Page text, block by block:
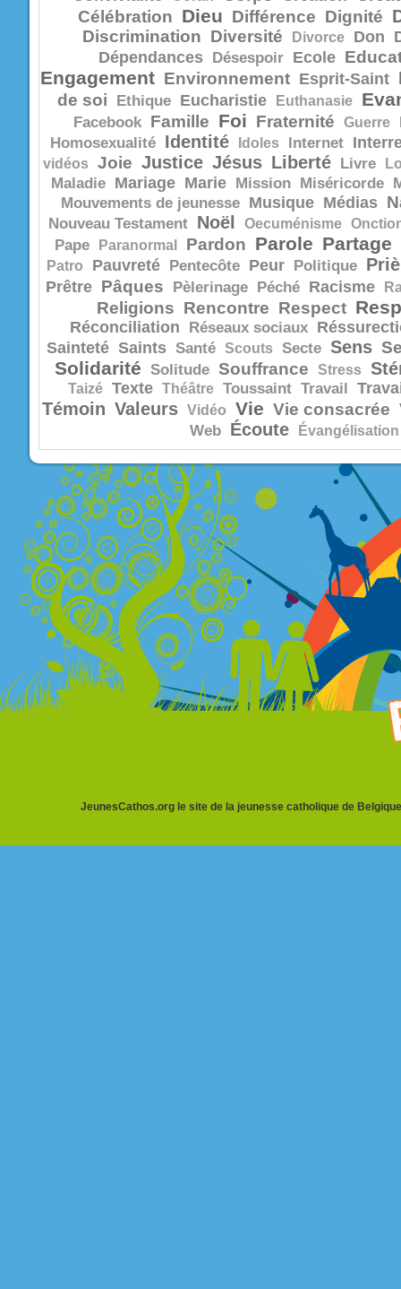
Célébration Dieu Différence Dignité
Discrimination Diversité Divorce Don
Dépendances
Désespoir Ecole
Engagement Environnement Esprit-Saint
de soi Ethique Eucharistie Euthanasie
Facebook Famille Foi Fraternité Guerre
Homosexualité
Identité Idoles Internet
vidéos Joie Justice Jésus Liberté Livre
Maladie Mariage Marie Mission Miséricorde
Mouvements de jeunesse
Musique Médias
Nouveau Testament Noël Oecuménisme
Pape Paranormal Pardon Parole Partage
Patro Pauvreté Pentecôte Peur Politique
Prêtre Pâques Pèlerinage Péché Racisme
Religions Rencontre Respect
Réconciliation Réseaux sociaux
Sainteté Saints Santé Scouts Secte Sens
Solidarité Solitude Souffrance Stress
Taizé Texte Théâtre Toussaint Travail
Témoin Valeurs Vidéo Vie Vie consacrée
Web Écoute Évangélisation
JeunesCathos.org le site de la jeunesse catholique de